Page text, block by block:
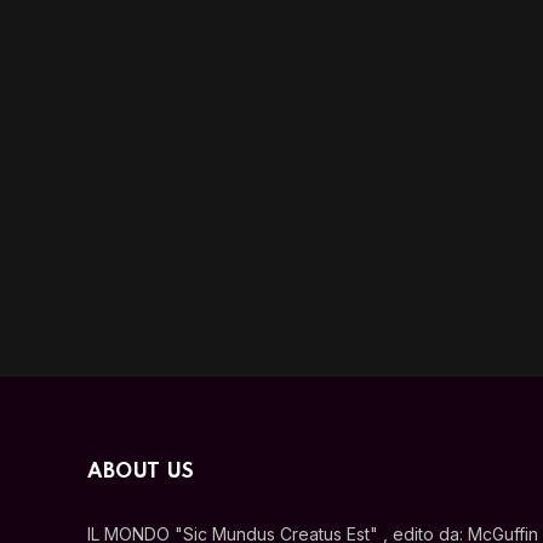
ABOUT US
IL MONDO "Sic Mundus Creatus Est" , edito da: McGuffin